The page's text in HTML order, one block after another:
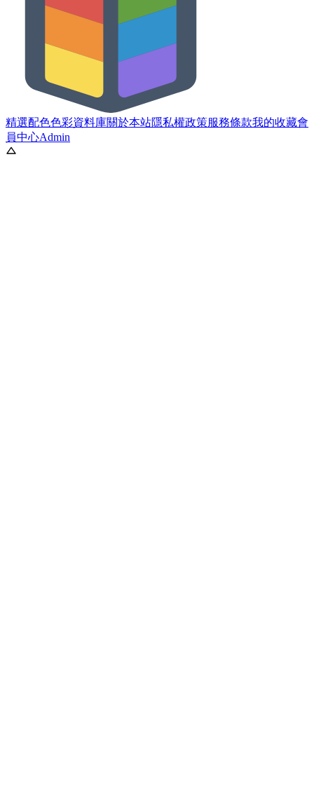
精選配色色彩資料庫關於本站隱私權政策服務條款我的收藏會
員中心Admin